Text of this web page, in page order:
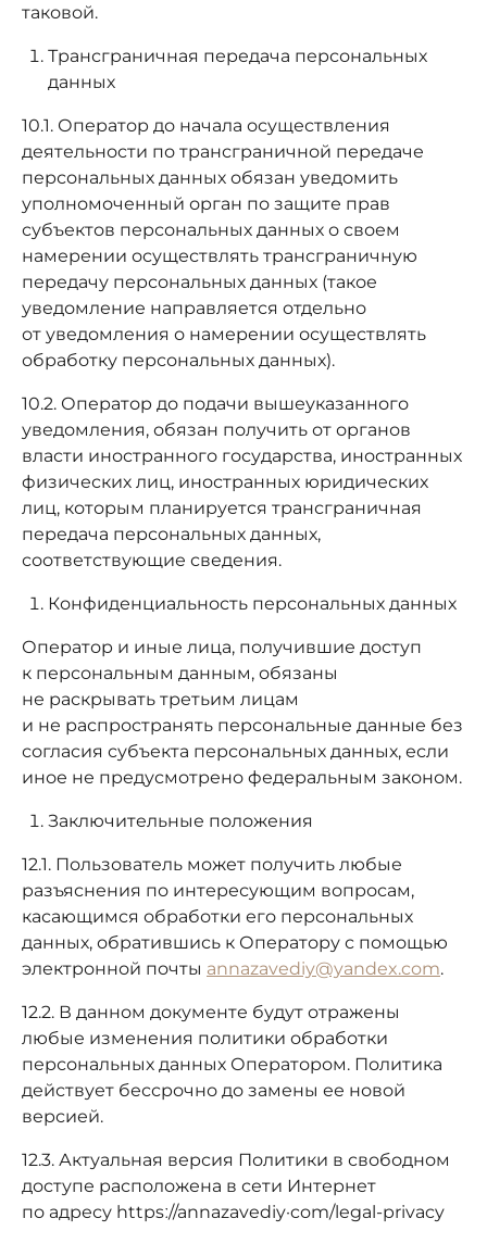
таковой.
Трансграничная передача персональных
данных
10.1. Оператор до начала осуществления
деятельности по трансграничной передаче
персональных данных обязан уведомить
уполномоченный орган по защите прав
субъектов персональных данных о своем
намерении осуществлять трансграничную
передачу персональных данных (такое
уведомление направляется отдельно
от уведомления о намерении осуществлять
обработку персональных данных).
10.2. Оператор до подачи вышеуказанного
уведомления, обязан получить от органов
власти иностранного государства, иностранных
физических лиц, иностранных юридических
лиц, которым планируется трансграничная
передача персональных данных,
соответствующие сведения.
Конфиденциальность персональных данных
Оператор и иные лица, получившие доступ
к персональным данным, обязаны
не раскрывать третьим лицам
и не распространять персональные данные без
согласия субъекта персональных данных, если
иное не предусмотрено федеральным законом.
Заключительные положения
12.1. Пользователь может получить любые
разъяснения по интересующим вопросам,
касающимся обработки его персональных
данных, обратившись к Оператору с помощью
электронной почты annazavediy@yandex.com.
12.2. В данном документе будут отражены
любые изменения политики обработки
персональных данных Оператором. Политика
действует бессрочно до замены ее новой
версией.
12.3. Актуальная версия Политики в свободном
доступе расположена в сети Интернет
по адресу httpsː//annazavediy·com/legal-privacy